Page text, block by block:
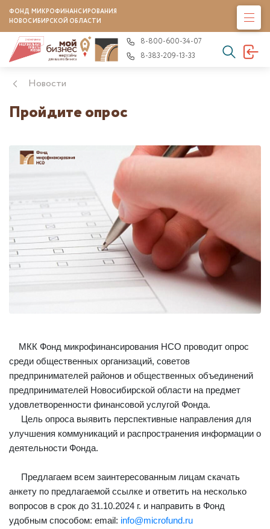
ФОНД МИКРОФИНАНСИРОВАНИЯ
НОВОСИБИРСКОЙ ОБЛАСТИ
8-800-600-34-07
8-383-209-13-33
Новости
Пройдите опрос
МКК Фонд микрофинансирования НСО проводит опрос
среди общественных организаций, советов
предпринимателей районов и общественных объединений
предпринимателей Новосибирской области на предмет
удовлетворенности финансовой услугой Фонда.
Цель опроса выявить перспективные направления для
улучшения коммуникаций и распространения информации о
деятельности Фонда.
Предлагаем всем заинтересованным лицам скачать
анкету по предлагаемой ссылке и ответить на несколько
вопросов в срок до 31.10.2024 г. и направить в Фонд
удобным способом: email: info@microfund.ru